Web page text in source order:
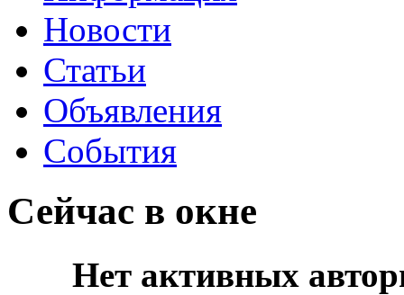
Новости
Статьи
Объявления
События
Сейчас в окне
Нет активных